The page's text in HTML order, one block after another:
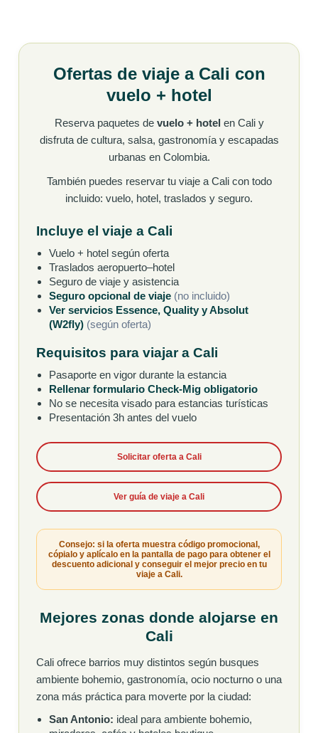
Ofertas de viaje a Cali con
vuelo + hotel
Reserva paquetes de vuelo + hotel en Cali y
disfruta de cultura, salsa, gastronomía y escapadas
urbanas en Colombia.
También puedes reservar tu viaje a Cali con todo
incluido: vuelo, hotel, traslados y seguro.
Incluye el viaje a Cali
Vuelo + hotel según oferta
Traslados aeropuerto–hotel
Seguro de viaje y asistencia
Seguro opcional de viaje (no incluido)
Ver servicios Essence, Quality y Absolut
(W2fly) (según oferta)
Requisitos para viajar a Cali
Pasaporte en vigor durante la estancia
Rellenar formulario Check-Mig obligatorio
No se necesita visado para estancias turísticas
Presentación 3h antes del vuelo
Solicitar oferta a Cali
Ver guía de viaje a Cali
Consejo: si la oferta muestra código promocional,
cópialo y aplícalo en la pantalla de pago para obtener el
descuento adicional y conseguir el mejor precio en tu
viaje a Cali.
Mejores zonas donde alojarse en
Cali
Cali ofrece barrios muy distintos según busques
ambiente bohemio, gastronomía, ocio nocturno o una
zona más práctica para moverte por la ciudad:
San Antonio: ideal para ambiente bohemio,